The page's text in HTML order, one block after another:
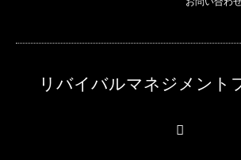
リバイバルマネジメント